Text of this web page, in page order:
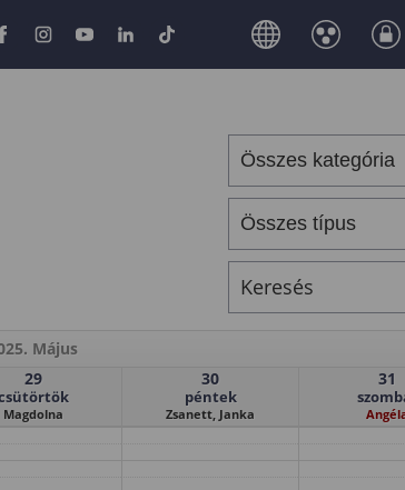
Május
29
Magdolna
30
péntek
Zsanett, Janka
31